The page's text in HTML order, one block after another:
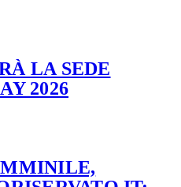
LA SEDE
2026